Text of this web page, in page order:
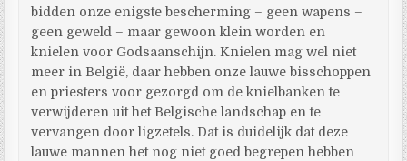
bidden onze enigste bescherming – geen wapens –
geen geweld – maar gewoon klein worden en
knielen voor Godsaanschijn. Knielen mag wel niet
meer in België, daar hebben onze lauwe bisschoppen
en priesters voor gezorgd om de knielbanken te
verwijderen uit het Belgische landschap en te
vervangen door ligzetels. Dat is duidelijk dat deze
lauwe mannen het nog niet goed begrepen hebben